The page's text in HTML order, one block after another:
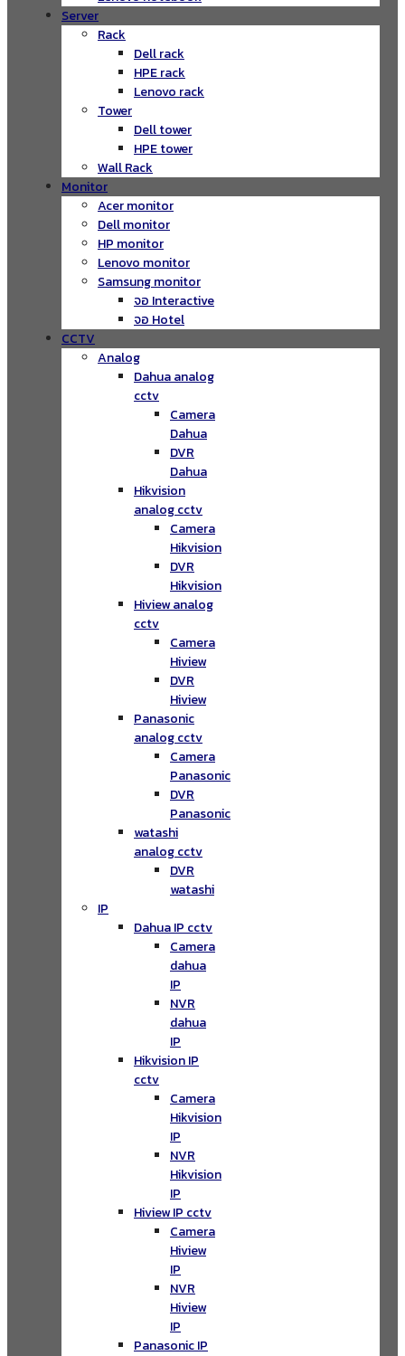
Server
Rack
Dell rack
HPE rack
Lenovo rack
Tower
Dell tower
HPE tower
Wall Rack
Monitor
Acer monitor
Dell monitor
HP monitor
Lenovo monitor
Samsung monitor
จอ Interactive
จอ Hotel
CCTV
Analog
Dahua analog
cctv
Camera
Dahua
DVR
Dahua
Hikvision
analog cctv
Camera
Hikvision
DVR
Hikvision
Hiview analog
cctv
Camera
Hiview
DVR
Hiview
Panasonic
analog cctv
Camera
Panasonic
DVR
Panasonic
watashi
analog cctv
DVR
watashi
IP
Dahua IP cctv
Camera
dahua
IP
NVR
dahua
IP
Hikvision IP
cctv
Camera
Hikvision
IP
NVR
Hikvision
IP
Hiview IP cctv
Camera
Hiview
IP
NVR
Hiview
IP
Panasonic IP